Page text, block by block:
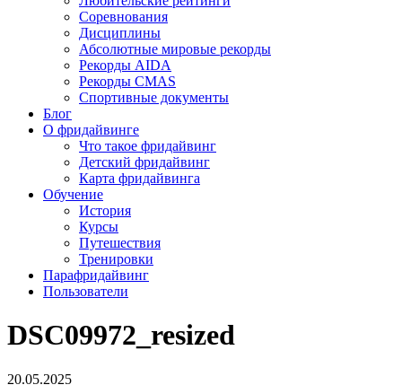
Соревнования
Дисциплины
Абсолютные мировые рекорды
Рекорды AIDA
Рекорды CMAS
Спортивные документы
Блог
О фридайвинге
Что такое фридайвинг
Детский фридайвинг
Карта фридайвинга
Обучение
История
Курсы
Путешествия
Тренировки
Парафридайвинг
Пользователи
DSC09972_resized
20.05.2025